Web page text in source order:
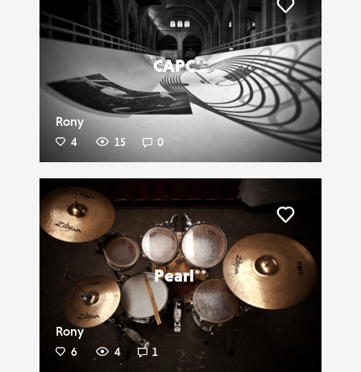
CAPC**
Rony
4 15 0
Pearl**
Rony
6 4 1